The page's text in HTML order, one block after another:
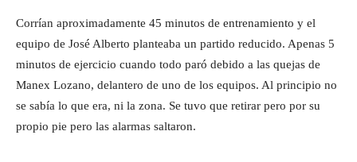
Corrían aproximadamente 45 minutos de entrenamiento y el
equipo de José Alberto planteaba un partido reducido. Apenas 5
minutos de ejercicio cuando todo paró debido a las quejas de
Manex Lozano, delantero de uno de los equipos. Al principio no
se sabía lo que era, ni la zona. Se tuvo que retirar pero por su
propio pie pero las alarmas saltaron.